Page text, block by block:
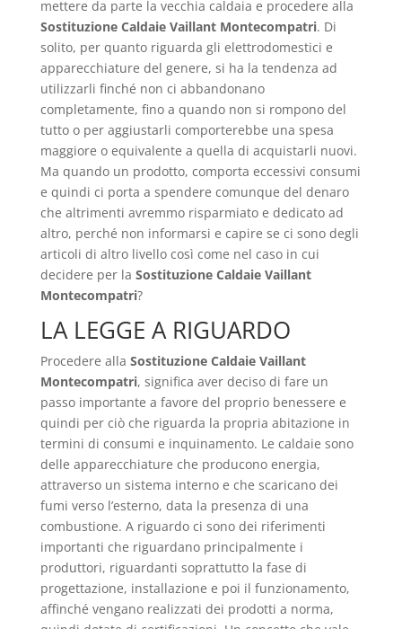
mettere da parte la vecchia caldaia e procedere alla
Sostituzione Caldaie Vaillant Montecompatri. Di
solito, per quanto riguarda gli elettrodomestici e
apparecchiature del genere, si ha la tendenza ad
utilizzarli finché non ci abbandonano
completamente, fino a quando non si rompono del
tutto o per aggiustarli comporterebbe una spesa
maggiore o equivalente a quella di acquistarli nuovi.
Ma quando un prodotto, comporta eccessivi consumi
e quindi ci porta a spendere comunque del denaro
che altrimenti avremmo risparmiato e dedicato ad
altro, perché non informarsi e capire se ci sono degli
articoli di altro livello così come nel caso in cui
decidere per la Sostituzione Caldaie Vaillant
Montecompatri?
LA LEGGE A RIGUARDO
Procedere alla Sostituzione Caldaie Vaillant
Montecompatri, significa aver deciso di fare un
passo importante a favore del proprio benessere e
quindi per ciò che riguarda la propria abitazione in
termini di consumi e inquinamento. Le caldaie sono
delle apparecchiature che producono energia,
attraverso un sistema interno e che scaricano dei
fumi verso l’esterno, data la presenza di una
combustione. A riguardo ci sono dei riferimenti
importanti che riguardano principalmente i
produttori, riguardanti soprattutto la fase di
progettazione, installazione e poi il funzionamento,
affinché vengano realizzati dei prodotti a norma,